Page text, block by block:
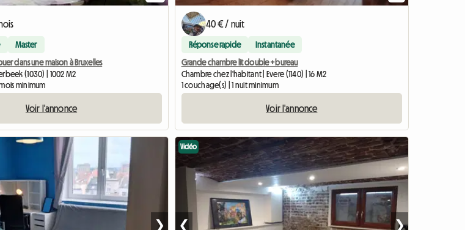
Master
dans une maison à Bruxelles
(1030) | 1002 M2
minimum
Voir l'annonce
40 € / nuit
Réponse rapide Instantanée
Grande chambre lit double +bureau
Chambre chez l'habitant | Evere (1140) | 16 M2
1 couchage(s) | 1 nuit minimum
Voir l'annonce
❯
Vidéo
❮ ❯